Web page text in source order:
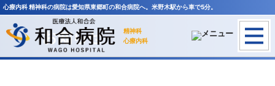
心療内科 精神科の病院は愛知県東郷町の和合病院へ。米野木駅から車で5分。
精神科
心療内科
HOME> イベント>詩吟発表会を開催しました！【2017/06/29PM1:30～】
お知らせ